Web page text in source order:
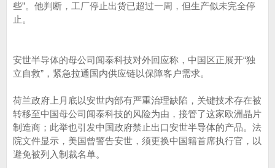
些”。他判断，工厂停止出货已超过一周，但生产似未完全停
止。
安世半导体的母公司闻泰科技对外回应称，中国区正展开“独
立自救”，紧急拉通国内供应链以保障客户需求。
荷兰政府上月底以安世内部有严重治理缺陷，关键技术存在被
转移至中国母公司闻泰科技的风险为由，接管了这家欧洲晶片
制造商；此举也引发中国政府禁止出口安世半导体的产品。法
院文件显示，美国曾警告安世，须更换中国籍首席执行官，以
避免被列入制裁名单。